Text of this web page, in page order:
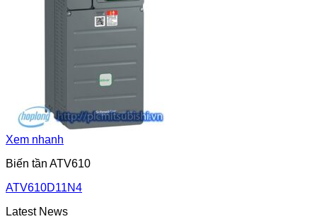
Xem nhanh
Biến tần ATV610
ATV610D11N4
Latest News